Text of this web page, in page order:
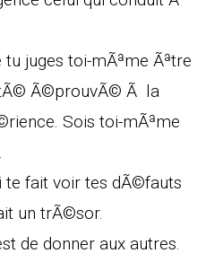
juges toi-mÃªme Ãªtre
Ã©prouvÃ© Ã la
Sois toi-mÃªme
te fait voir tes dÃ©fauts
un trÃ©sor.
de donner aux autres.